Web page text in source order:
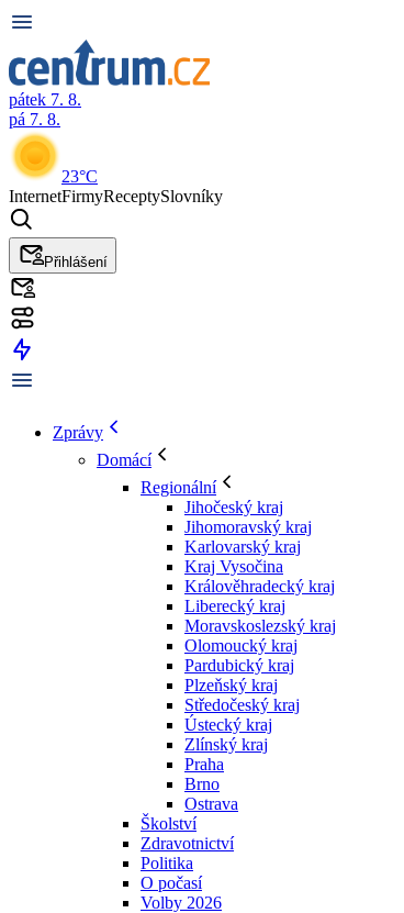
pátek 7. 8.
pá 7. 8.
23°C
InternetFirmyReceptySlovníky
Přihlášení
Zprávy
Domácí
Regionální
Jihočeský kraj
Jihomoravský kraj
Karlovarský kraj
Kraj Vysočina
Králověhradecký kraj
Liberecký kraj
Moravskoslezský kraj
Olomoucký kraj
Pardubický kraj
Plzeňský kraj
Středočeský kraj
Ústecký kraj
Zlínský kraj
Praha
Brno
Ostrava
Školství
Zdravotnictví
Politika
O počasí
Volby 2026